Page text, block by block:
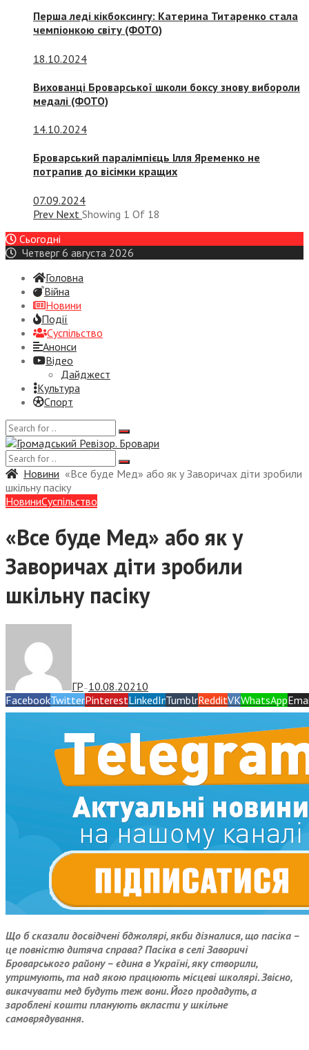
Перша леді кікбоксингу: Катерина Титаренко стала
чемпіонкою світу (ФОТО)
18.10.2024
Вихованці Броварської школи боксу знову вибороли
медалі (ФОТО)
14.10.2024
Броварський паралімпієць Ілля Яременко не
потрапив до вісімки кращих
07.09.2024
Prev Next Showing 1 Of 18
Сьогодні
Четверг 6 августа 2026
Головна
Війна
Новини
Події
Суспiльство
Анонси
Відео
Дайджест
Культура
Спорт
Новини «Все буде Мед» або як у Заворичах діти зробили
шкільну пасіку
НовиниСуспiльство
«Все буде Мед» або як у
Заворичах діти зробили
шкільну пасіку
ГР — 10.08.20210
FacebookTwitterPinterestLinkedInTumblrRedditVKWhatsApp
Що б сказали досвідчені бджолярі, якби дізналися, що пасіка –
це повністю дитяча справа? Пасіка в селі Заворичі
Броварського району – єдина в Україні, яку створили,
утримують, та над якою працюють місцеві школярі. Звісно,
викачувати мед будуть теж вони. Його продадуть, а
зароблені кошти планують вкласти у шкільне
самоврядування.